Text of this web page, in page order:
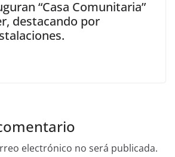
“Casa Comunitaria”
destacando por
electrónico no será publicada.